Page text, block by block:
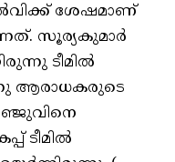
ശേഷമാണ്‌
സൂര്യകുമാർ
ടീമിൽ
ആരാധകരുടെ
ടീമിൽ